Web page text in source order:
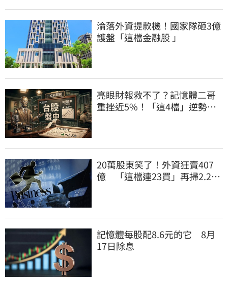
淪落外資提款機！國家隊砸3億
護盤「這檔金融股 」
亮眼財報救不了？記憶體二哥
重挫近5%！「這4檔」逆勢上
20萬股東笑了！外資狂賣407
億 「這檔連23買」再掃2.2萬
記憶體每股配8.6元的它 8月
17日除息